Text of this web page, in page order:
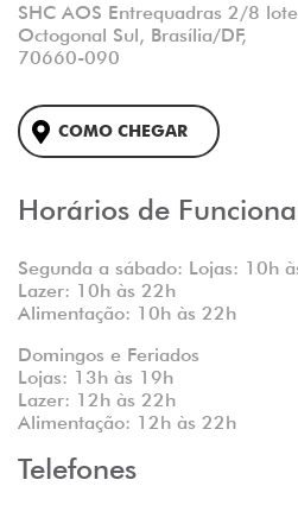
SHC AOS Entrequadras 2/8
Octogonal Sul, Brasília/DF,
70660-090
COMO CHEGAR
Horários de
Segunda a sábado: Lojas: 10h
Lazer: 10h às 22h
Alimentação: 10h às 22h
Domingos e Feriados
Lojas: 13h às 19h
Lazer: 12h às 22h
Alimentação: 12h às 22h
Telefones